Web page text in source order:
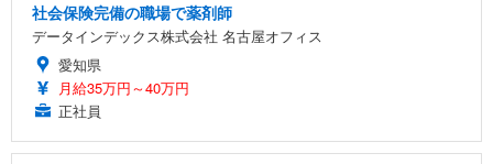
社会保険完備の職場で薬剤師
データインデックス株式会社 名古屋オフィス
愛知県
月給35万円～40万円
正社員